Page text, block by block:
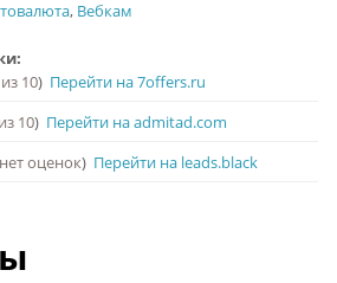
, Вебкам
10) Перейти на 7offers.ru
10) Перейти на admitad.com
оценок) Перейти на leads.black